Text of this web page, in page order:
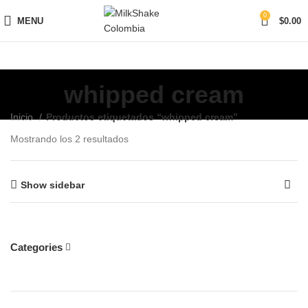
MENU
0
$0.00
whipped cream
Inicio
Productos etiquetados “whipped cream”
Mostrando los 2 resultados
Show sidebar
Categories